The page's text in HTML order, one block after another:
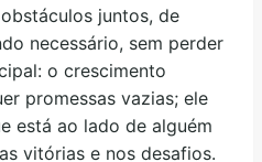
juntos, de
necessário, sem perder
o crescimento
promessas vazias; ele
está ao lado de alguém
vitórias e nos desafios.